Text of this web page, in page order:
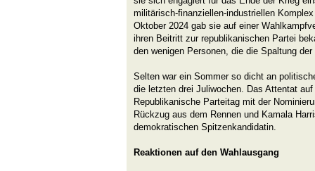
militärisch-finanziellen-industriellen
Oktober 2024 gab sie auf einer
ihren Beitritt zur republikanischen Partei
den wenigen Personen, die die Spaltung
Selten war ein Sommer so dicht an
die letzten drei Juliwochen. Das Attentat
Republikanische Parteitag mit der
Rückzug aus dem Rennen und Kamala
demokratischen Spitzenkandidatin.
Reaktionen auf den Wahlausgang